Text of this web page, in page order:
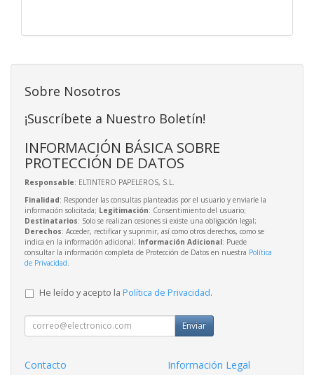
Sobre Nosotros
¡Suscríbete a Nuestro Boletín!
INFORMACIÓN BÁSICA SOBRE
PROTECCIÓN DE DATOS
Responsable: ELTINTERO PAPELEROS, S.L.
Finalidad: Responder las consultas planteadas por el usuario y enviarle la
información solicitada; Legitimación: Consentimiento del usuario;
Destinatarios: Solo se realizan cesiones si existe una obligación legal;
Derechos: Acceder, rectificar y suprimir, así como otros derechos, como se
indica en la información adicional; Información Adicional: Puede
consultar la información completa de Protección de Datos en nuestra Política
de Privacidad
He leído y acepto la Política de Privacidad.
Enviar
Contacto
Información Legal